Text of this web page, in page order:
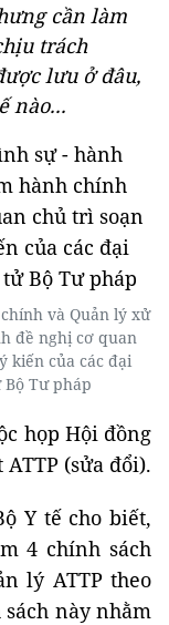
cần làm
trách
lưu ở đâu,
nào...
và Quản lý xử
đề nghị cơ quan
kiến của các đại
Tư pháp
họp Hội đồng
(sửa đổi).
Y tế cho biết,
4 chính sách
lý ATTP theo
này nhằm